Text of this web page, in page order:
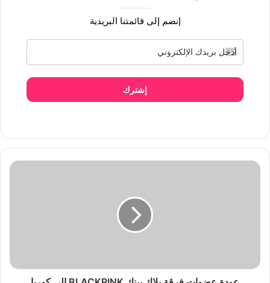
إنضم إلى قائمتنا البريدية
إشترك